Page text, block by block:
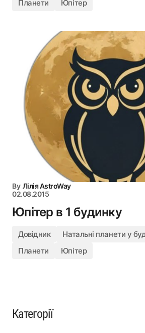
Планети
Юпітер
By Лілія AstroWay
02.08.2015
Юпітер в 1 будинку
Довідник
Натальні планети у
Планети
Юпітер
Категорії